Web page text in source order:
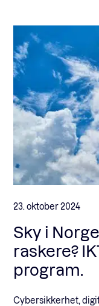
23. oktober 2024
Sky i
raskere?
program.
Cybersikkerhet,